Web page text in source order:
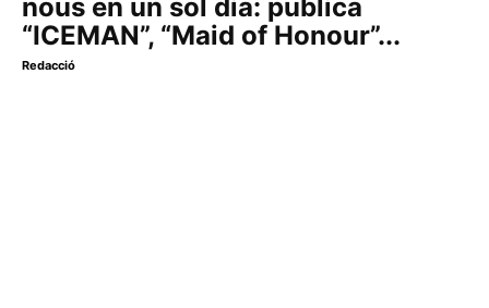
nous en un sol dia: publica
“ICEMAN”, “Maid of Honour”...
Redacció